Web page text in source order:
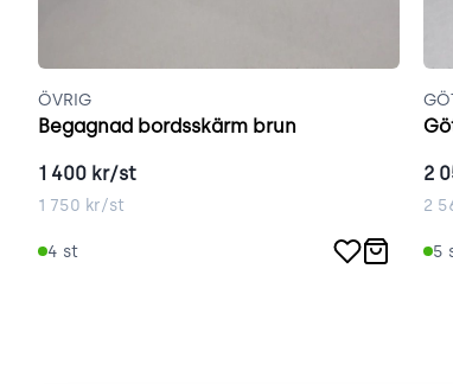
ÖVRIG
Begagnad bordsskärm brun
1 400 kr/st
1 750 kr/st
4 st
2
2
5